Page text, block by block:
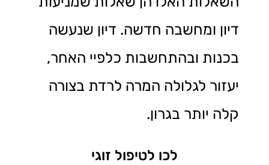
דיון ומחשבה חדשה. דיון שנעשה
בכנות ובהתחשבות כלפיי האחר,
יעזור לגלולה המרה לרדת בצורה
קלה יותר בגרון.
לכו לטיפול זוגי